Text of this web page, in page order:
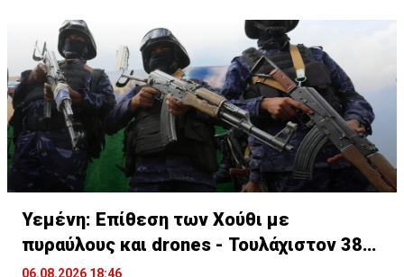
Ρωσίας εναντίον της Ουκρανίας».
Πηγή: ΑΠΕ-ΜΠΕ
Υεμένη: Επίθεση των Χούθι με
πυραύλους και drones - Τουλάχιστον 38
νεκροί
06.08.2026 18:46